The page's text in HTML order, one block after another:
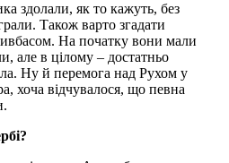
здолали, як то кажуть, без
Також варто згадати
На початку вони мали
але в цілому – достатньо
Ну й перемога над Рухом у
хоча відчувалося, що певна